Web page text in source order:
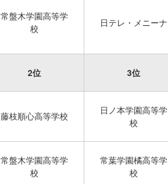
常盤木学園高等学
校
日テレ・メニーナ
2位 3位
藤枝順心高等学校
日ノ本学園高等学
校
常盤木学園高等学
校
常葉学園橘高等学
校